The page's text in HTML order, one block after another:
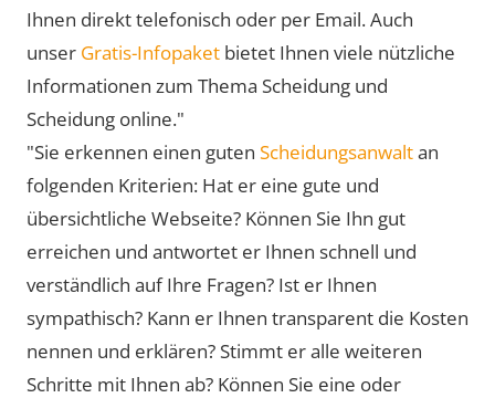
Ihnen direkt telefonisch oder per Email. Auch
unser Gratis-Infopaket bietet Ihnen viele nützliche
Informationen zum Thema Scheidung und
Scheidung online."
"Sie erkennen einen guten Scheidungsanwaltan
folgenden Kriterien: Hat er eine gute und
übersichtliche Webseite? Können Sie Ihn gut
erreichen und antwortet er Ihnen schnell und
verständlich auf Ihre Fragen? Ist er Ihnen
sympathisch? Kann er Ihnen transparent die Kosten
nennen und erklären? Stimmt er alle weiteren
Schritte mit Ihnen ab? Können Sie eine oder